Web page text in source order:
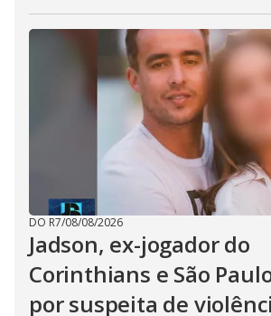
DO R7/08/08/2026
Jadson, ex-jogador do
Corinthians e São
por suspeita de